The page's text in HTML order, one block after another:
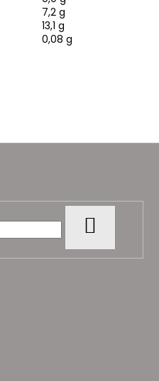
7,2 g
13,1 g
0,08 g